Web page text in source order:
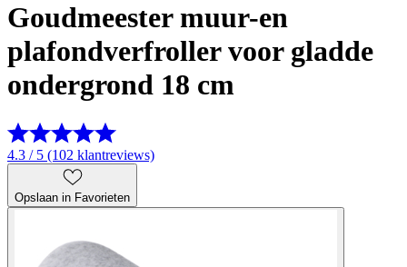
Goudmeester muur-en
plafondverfroller voor gladde
ondergrond 18 cm
4.3 / 5 (102 klantreviews)
Opslaan in Favorieten